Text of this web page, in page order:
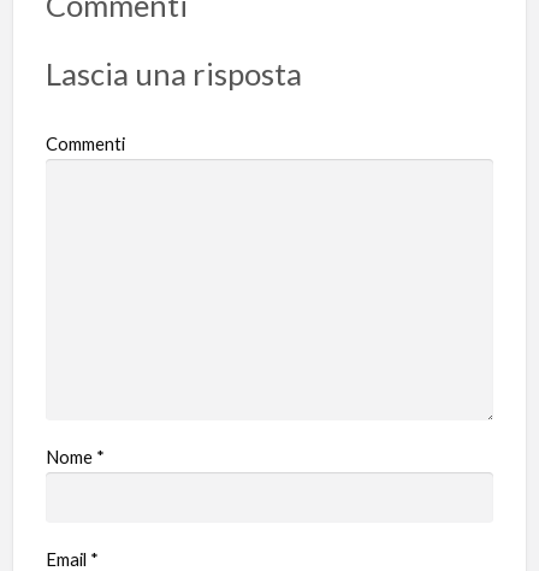
Lascia una risposta
Commenti
Nome *
Email *